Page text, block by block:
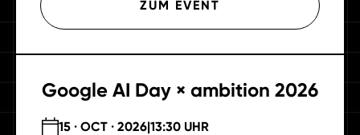
ZUM EVENT
Google AI Day × ambition 2026
15 · OCT · 2026|13:30 UHR